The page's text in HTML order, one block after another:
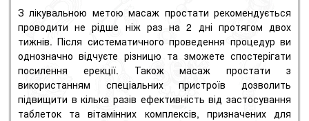
З лікувальною метою масаж простати рекомендується
проводити не рідше ніж раз на 2 дні протягом двох
тижнів. Після систематичного проведення процедур ви
однозначно відчуєте різницю та зможете спостерігати
посилення ерекції. Також масаж простати з
використанням спеціальних пристроїв дозволить
підвищити в кілька разів ефективність від застосування
таблеток та вітамінних комплексів, призначених для